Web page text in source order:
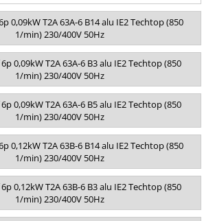
0,09kW T2A 63A-6 B14 alu IE2 Techtop (850
1/min) 230/400V 50Hz
0,09kW T2A 63A-6 B3 alu IE2 Techtop (850
1/min) 230/400V 50Hz
0,09kW T2A 63A-6 B5 alu IE2 Techtop (850
1/min) 230/400V 50Hz
0,12kW T2A 63B-6 B14 alu IE2 Techtop (850
1/min) 230/400V 50Hz
0,12kW T2A 63B-6 B3 alu IE2 Techtop (850
1/min) 230/400V 50Hz